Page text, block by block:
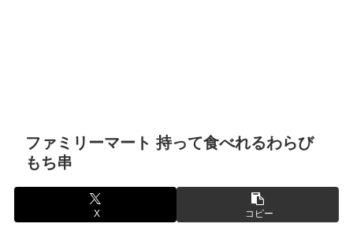
ファミリーマート 持って食べれるわらび
もち串
X コピー